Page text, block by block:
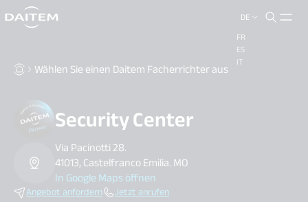
DE
FR
ES
IT
Wählen Sie einen Daitem Facherrichter aus
Security Center
Via Pacinotti 28.
41013, Castelfranco Emilia. MO
In Google Maps öffnen
Angebot anfordern Jetzt anrufen